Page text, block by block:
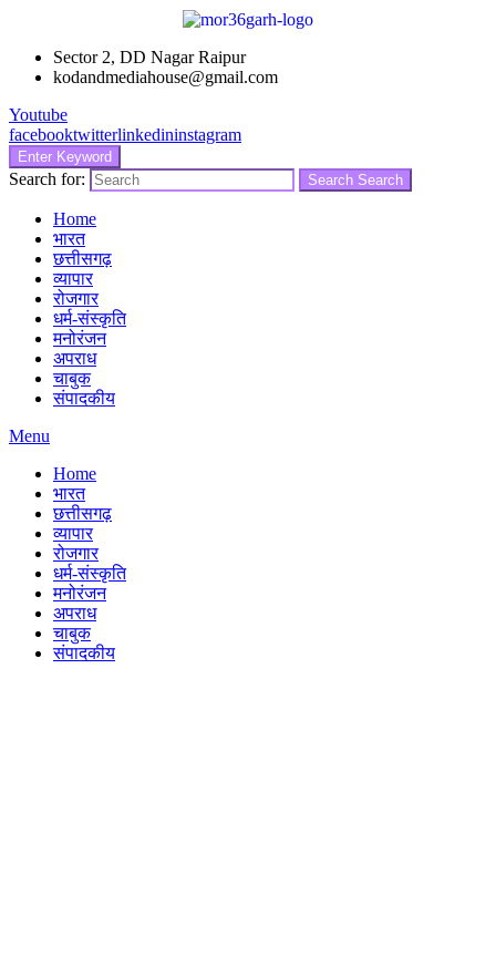
Sector 2, DD Nagar Raipur
kodandmediahouse@gmail.com
Youtube
facebooktwitterlinkedininstagram
Enter Keyword
Search for: Search Search
Home
भारत
छत्तीसगढ़
व्यापार
रोजगार
धर्म-संस्कृति
मनोरंजन
अपराध
चाबुक
संपादकीय
Menu
Home
भारत
छत्तीसगढ़
व्यापार
रोजगार
धर्म-संस्कृति
मनोरंजन
अपराध
चाबुक
संपादकीय